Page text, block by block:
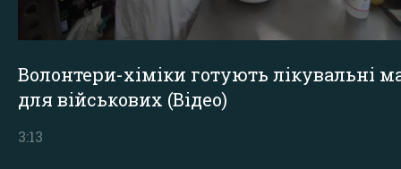
Волонтери-хіміки готують лікувальні
для військових (Відео)
3:13